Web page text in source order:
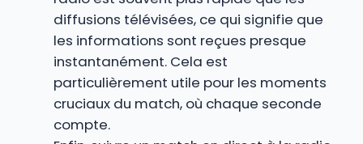
diffusions télévisées, ce qui signifie que
les informations sont reçues presque
instantanément. Cela est
particulièrement utile pour les moments
cruciaux du match, où chaque seconde
compte.